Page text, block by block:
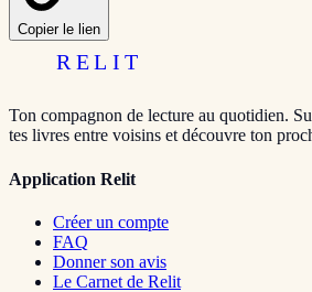
Copier le lien
RELIT
Ton compagnon de lecture au quotidien.
tes livres entre voisins et découvre ton
Application Relit
Créer un compte
FAQ
Donner son avis
Le Carnet de Relit